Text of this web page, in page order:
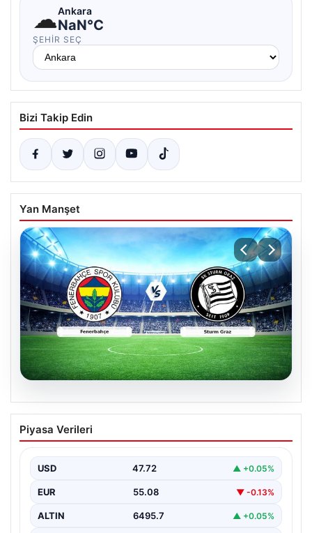
☁Ankara
NaN°C
ŞEHIR SEÇ
Bizi Takip Edin
Yan Manşet
05.08.2026
CANLI | Fenerbahçe – Sturm Graz Canlı
Maç Anlatımı
Piyasa Verileri
USD 47.72 ▲ +0.05%
EUR 55.08 ▼ -0.13%
ALTIN 6495.7 ▲ +0.05%